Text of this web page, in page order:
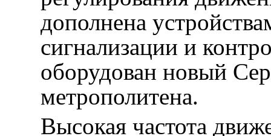
дополнена
сигнализации и
оборудован новый
метрополитена.
Высокая частота